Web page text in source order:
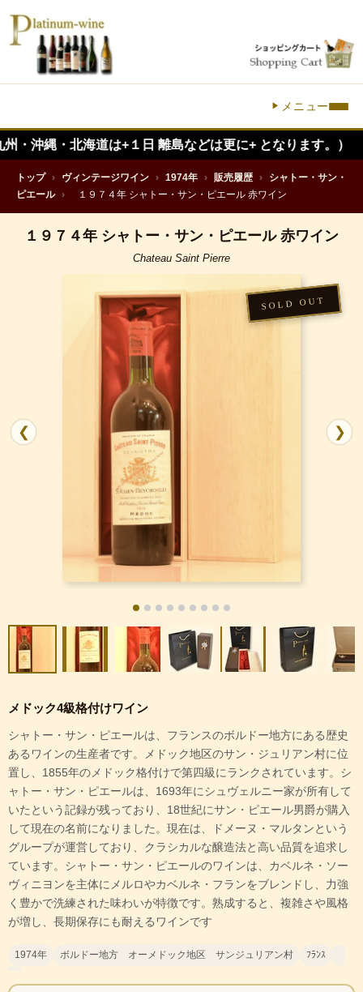
メニュー
海道は+１日 離島などは更に+ となります。）
トップ › ヴィンテージワイン › 1974年 › 販売履歴 ›
シャトー・サン・
ピエール › １９７４年 シャトー・サン・ピエール 赤ワイン
１９７４年 シャトー・サン・ピエール 赤ワイン
Chateau Saint Pierre
❮ ❯
メドック4級格付けワイン
シャトー・サン・ピエールは、フランスのボルドー地方にある歴史
あるワインの生産者です。メドック地区のサン・ジュリアン村に位
置し、1855年のメドック格付けで第四級にランクされています。シ
ャトー・サン・ピエールは、1693年にシュヴェルニー家が所有して
いたという記録が残っており、18世紀にサン・ピエール男爵が購入
して現在の名前になりました。現在は、ドメーヌ・マルタンという
グループが運営しており、クラシカルな醸造法と高い品質を追求し
ています。シャトー・サン・ピエールのワインは、カベルネ・ソー
ヴィニヨンを主体にメルロやカベルネ・フランをブレンドし、力強
く豊かで洗練された味わいが特徴です。熟成すると、複雑さや風格
が増し、長期保存にも耐えるワインです
1974年 ボルドー地方 オーメドック地区 サンジュリアン村 ﾌﾗﾝｽ